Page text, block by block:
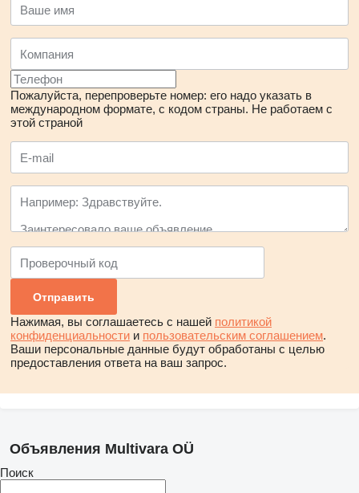
Пожалуйста, перепроверьте номер: его надо указать в
международном формате, с кодом страны. Не работаем с
этой страной
Нажимая, вы соглашаетесь с нашей политикой
конфиденциальности и пользовательским соглашением.
Ваши персональные данные будут обработаны с целью
предоставления ответа на ваш запрос.
Объявления Multivara OÜ
Поиск